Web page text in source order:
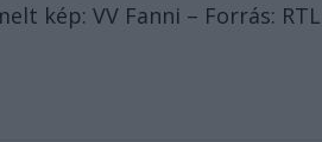
kép: VV Fanni – Forrás: RTL